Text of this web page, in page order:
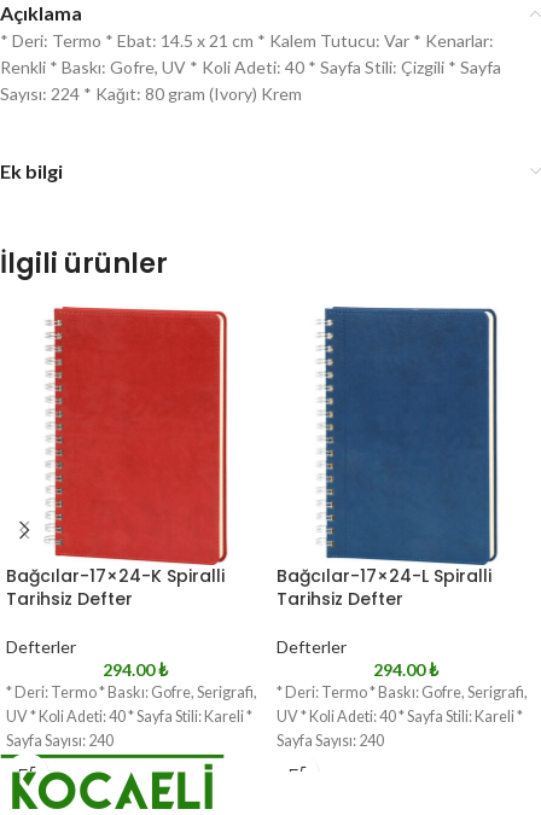
Açıklama
* Deri: Termo * Ebat: 14.5 x 21 cm * Kalem Tutucu: Var * Kenarlar:
Renkli * Baskı: Gofre, UV * Koli Adeti: 40 * Sayfa Stili: Çizgili * Sayfa
Sayısı: 224 * Kağıt: 80 gram (Ivory) Krem
Ek bilgi
İlgili ürünler
Bağcılar-17×24-K Spiralli
Tarihsiz Defter
Defterler
294.00₺
* Deri: Termo * Baskı: Gofre, Serigrafi,
UV * Koli Adeti: 40 * Sayfa Stili: Kareli *
Sayfa Sayısı: 240
Bağcılar-17×24-L Spiralli
Tarihsiz Defter
Defterler
294.00₺
* Deri: Termo * Baskı: Gofre, Serigrafi,
UV * Koli Adeti: 40 * Sayfa Stili: Kareli *
Sayfa Sayısı: 240